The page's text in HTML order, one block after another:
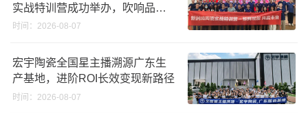
实战特训营成功举办，吹响品牌
秋季营销冲锋号！
时间：2026-08-07
宏宇陶瓷全国星主播溯源广东生
产基地，进阶ROI长效变现新路径
时间：2026-08-07